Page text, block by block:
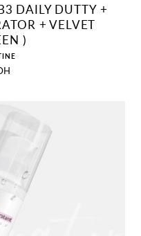
DAILY DUTTY +
+ VELVET
)
: